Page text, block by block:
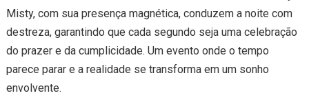
Misty, com sua presença magnética, conduzem a noite com
destreza, garantindo que cada segundo seja uma celebração
do prazer e da cumplicidade. Um evento onde o tempo
parece parar e a realidade se transforma em um sonho
envolvente.